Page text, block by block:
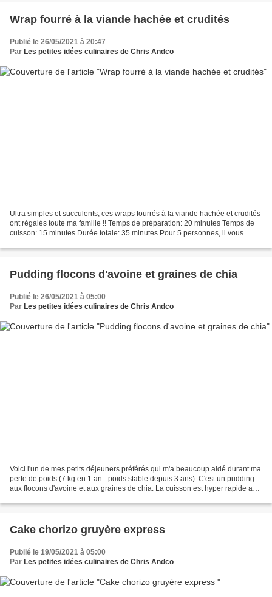
Wrap fourré à la viande hachée et crudités
Publié le 26/05/2021 à 20:47
Par Les petites idées culinaires de Chris Andco
Ultra simples et succulents, ces wraps fourrés à la viande hachée et crudités
ont régalés toute ma famille !! Temps de préparation: 20 minutes Temps de
cuisson: 15 minutes Durée totale: 35 minutes Pour 5 personnes, il vous
Pudding flocons d'avoine et graines de chia
Publié le 26/05/2021 à 05:00
Par Les petites idées culinaires de Chris Andco
Voici l'un de mes petits déjeuners préférés qui m'a beaucoup aidé durant ma
perte de poids (7 kg en 1 an - poids stable depuis 3 ans). C'est un pudding
aux flocons d'avoine et aux graines de chia. La cuisson est hyper rapide au
Cake chorizo gruyère express
Publié le 19/05/2021 à 05:00
Par Les petites idées culinaires de Chris Andco